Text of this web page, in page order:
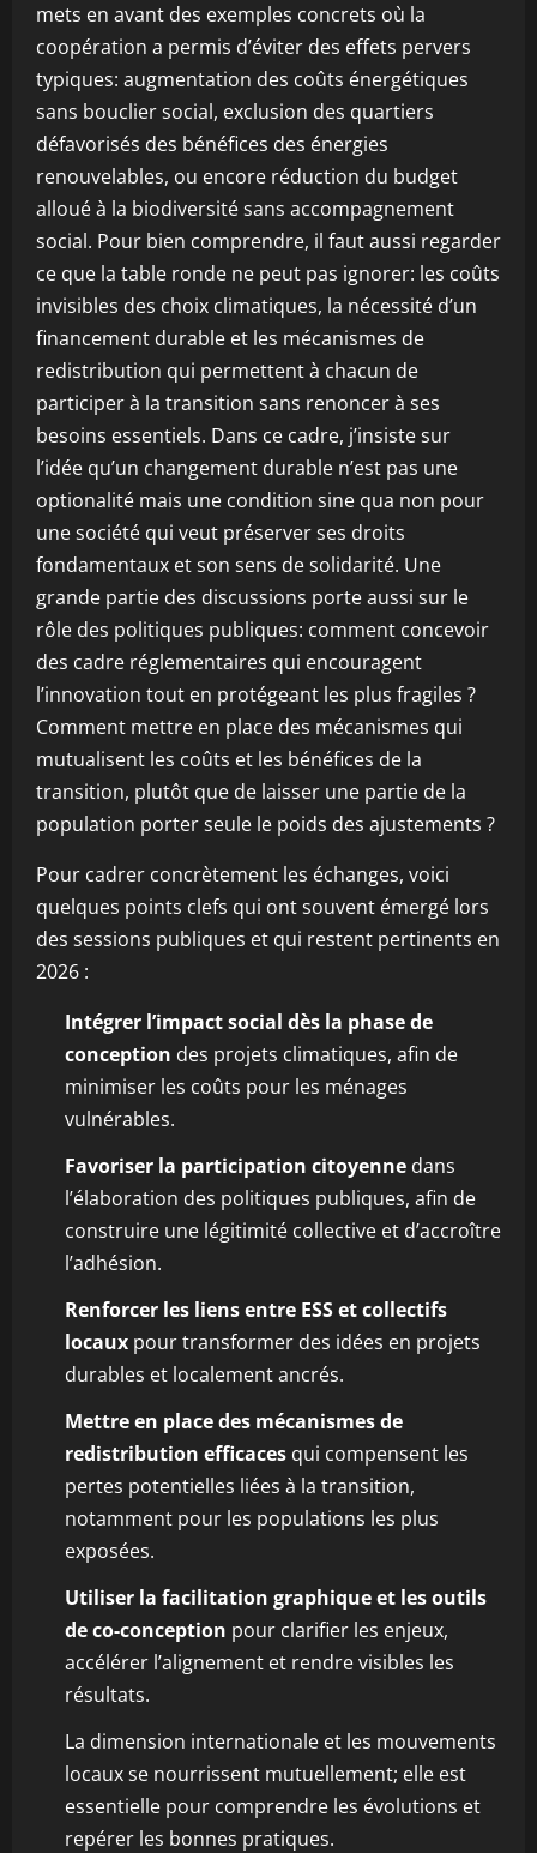
mets en avant des exemples concrets où la
coopération a permis d’éviter des effets pervers
typiques: augmentation des coûts énergétiques
sans bouclier social, exclusion des quartiers
défavorisés des bénéfices des énergies
renouvelables, ou encore réduction du budget
alloué à la biodiversité sans accompagnement
social. Pour bien comprendre, il faut aussi regarder
ce que la table ronde ne peut pas ignorer: les coûts
invisibles des choix climatiques, la nécessité d’un
financement durable et les mécanismes de
redistribution qui permettent à chacun de
participer à la transition sans renoncer à ses
besoins essentiels. Dans ce cadre, j’insiste sur
l’idée qu’un changement durable n’est pas une
optionalité mais une condition sine qua non pour
une société qui veut préserver ses droits
fondamentaux et son sens de solidarité. Une
grande partie des discussions porte aussi sur le
rôle des politiques publiques: comment concevoir
des cadre réglementaires qui encouragent
l’innovation tout en protégeant les plus fragiles ?
Comment mettre en place des mécanismes qui
mutualisent les coûts et les bénéfices de la
transition, plutôt que de laisser une partie de la
population porter seule le poids des ajustements ?
Pour cadrer concrètement les échanges, voici
quelques points clefs qui ont souvent émergé lors
des sessions publiques et qui restent pertinents en
2026 :
Intégrer l’impact social dès la phase de
conception des projets climatiques, afin de
minimiser les coûts pour les ménages
vulnérables.
Favoriser la participation citoyenne dans
l’élaboration des politiques publiques, afin de
construire une légitimité collective et d’accroître
l’adhésion.
Renforcer les liens entre ESS et collectifs
locaux pour transformer des idées en projets
durables et localement ancrés.
Mettre en place des mécanismes de
redistribution efficaces qui compensent les
pertes potentielles liées à la transition,
notamment pour les populations les plus
exposées.
Utiliser la facilitation graphique et les outils
de co-conception pour clarifier les enjeux,
accélérer l’alignement et rendre visibles les
résultats.
La dimension internationale et les mouvements
locaux se nourrissent mutuellement; elle est
essentielle pour comprendre les évolutions et
repérer les bonnes pratiques.